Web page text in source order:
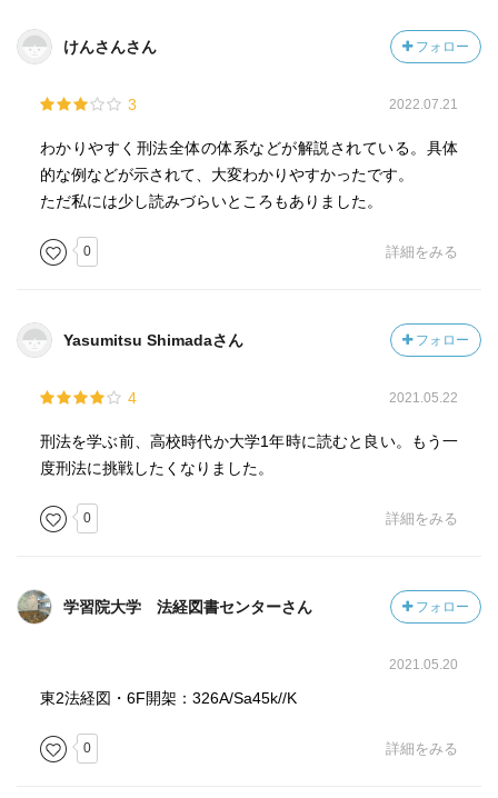
けんさんさん フォロー
3 2022.07.21
わかりやすく刑法全体の体系などが解説されている。具体
的な例などが示されて、大変わかりやすかったです。
ただ私には少し読みづらいところもありました。
0 詳細をみる
Yasumitsu Shimadaさん フォロー
4 2021.05.22
刑法を学ぶ前、高校時代か大学1年時に読むと良い。もう一
度刑法に挑戦したくなりました。
0 詳細をみる
学習院大学 法経図書センターさん フォロー
2021.05.20
東2法経図・6F開架：326A/Sa45k//K
0 詳細をみる